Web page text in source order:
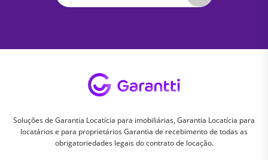
Soluções de Garantia Locatícia para imobiliárias, Garantia Locatícia para
locatários e para proprietários Garantia de recebimento de todas as
obrigatoriedades legais do contrato de locação.